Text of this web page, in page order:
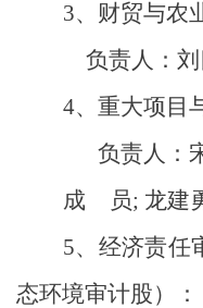
3、 财贸与农
负责人：
4、重大项目
负责人：
成
员; 龙建
5、 经济责任
态环境审计股）
：